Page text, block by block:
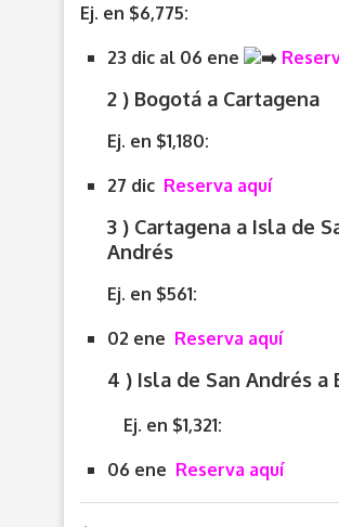
Ej. en $6,775:
23 dic al 06 ene
2 ) Bogotá a Cartagena
Ej. en $1,180:
27 dic Reserva aquí
3 ) Cartagena a Isla de
Andrés
Ej. en $561:
02 ene Reserva aquí
4 ) Isla de San Andrés a
Ej. en $1,321:
06 ene Reserva aquí